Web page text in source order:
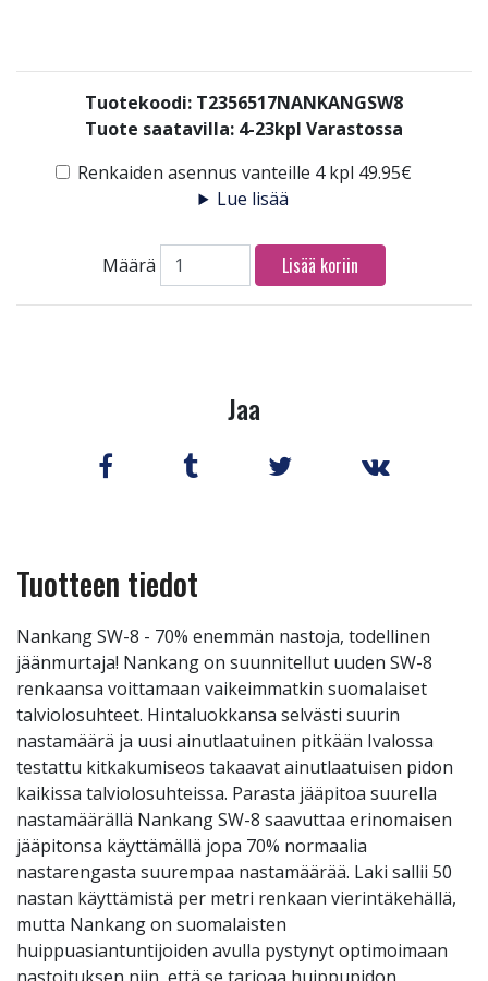
Tuotekoodi: T2356517NANKANGSW8
Tuote saatavilla: 4-23kpl Varastossa
Renkaiden asennus vanteille 4 kpl 49.95€
Lue lisää
Määrä Lisää koriin
Jaa
Tuotteen tiedot
Nankang SW-8 - 70% enemmän nastoja, todellinen
jäänmurtaja! Nankang on suunnitellut uuden SW-8
renkaansa voittamaan vaikeimmatkin suomalaiset
talviolosuhteet. Hintaluokkansa selvästi suurin
nastamäärä ja uusi ainutlaatuinen pitkään Ivalossa
testattu kitkakumiseos takaavat ainutlaatuisen pidon
kaikissa talviolosuhteissa. Parasta jääpitoa suurella
nastamäärällä Nankang SW-8 saavuttaa erinomaisen
jääpitonsa käyttämällä jopa 70% normaalia
nastarengasta suurempaa nastamäärää. Laki sallii 50
nastan käyttämistä per metri renkaan vierintäkehällä,
mutta Nankang on suomalaisten
huippuasiantuntijoiden avulla pystynyt optimoimaan